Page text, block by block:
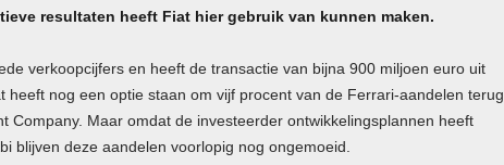
resultaten heeft Fiat hier gebruik van kunnen maken.
verkoopcijfers en heeft de transactie van bijna 900 miljoen euro uit
heeft nog een optie staan om vijf procent van de Ferrari-aandelen terug
Company. Maar omdat de investeerder ontwikkelingsplannen heeft
blijven deze aandelen voorlopig nog ongemoeid.